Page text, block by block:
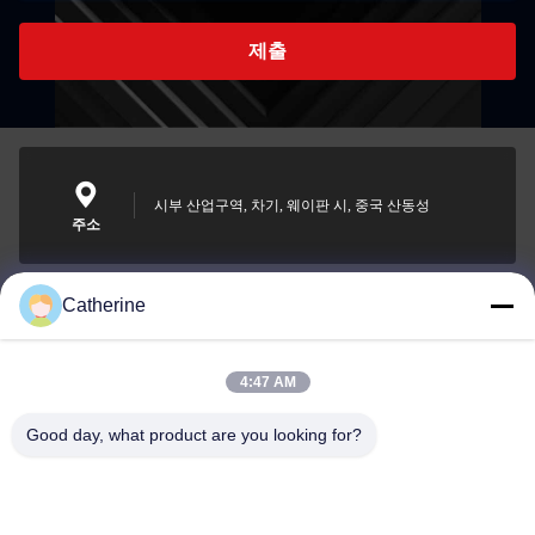
제출
주소
시부 산업구역, 차기, 웨이판 시, 중국 산동성
padraic@huayumachine.cn
Catherine
4:47 AM
Good day, what product are you looking for?